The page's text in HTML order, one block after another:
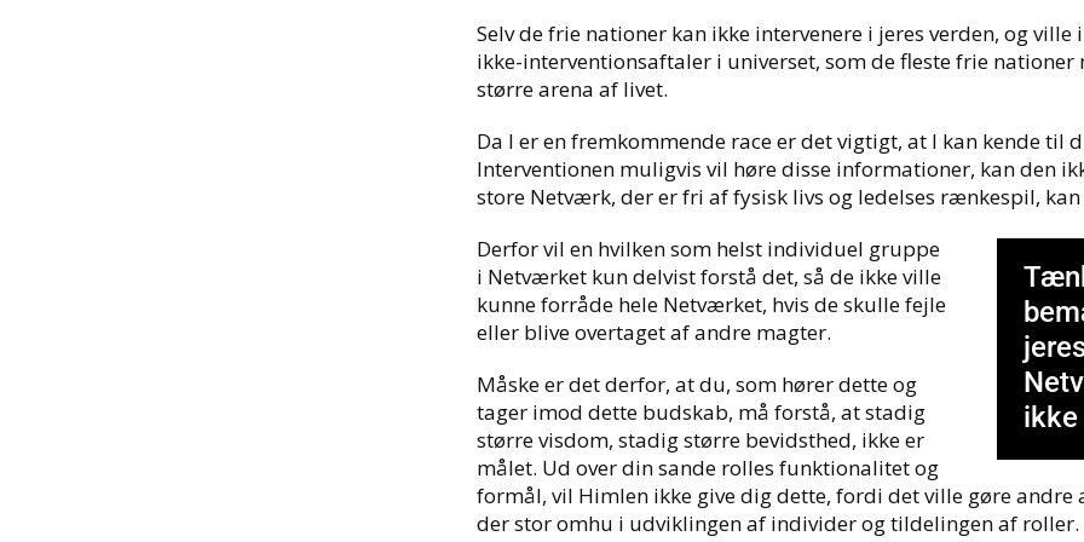
Selv de frie nationer kan ikke intervenere i jeres verden, og
ikke-interventionsaftaler i universet, som de fleste frie
større arena af livet.
Da I er en fremkommende race er det vigtigt, at I kan kende til
Interventionen muligvis vil høre disse informationer, kan den
store Netværk, der er fri af fysisk livs og ledelses rænkespil,
ikke
Derfor vil en hvilken som helst individuel gruppe
i Netværket kun delvist forstå det, så de ikke ville
kunne forråde hele Netværket, hvis de skulle fejle
eller blive overtaget af andre magter.
Måske er det derfor, at du, som hører dette og
tager imod dette budskab, må forstå, at stadig
større visdom, stadig større bevidsthed, ikke er
målet. Ud over din sande rolles funktionalitet og
formål, vil Himlen ikke give dig dette, fordi det ville gøre
der stor omhu i udviklingen af individer og tildelingen af roller.